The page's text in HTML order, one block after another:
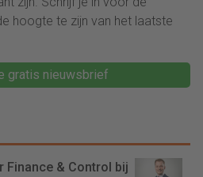
hoogte te zijn van het laatste
gratis nieuwsbrief
Finance & Control bij